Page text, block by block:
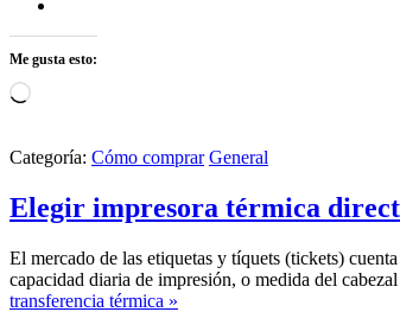
Me gusta esto:
Cargando...
Categoría: Cómo comprar General
Elegir impresora térmica
El mercado de las etiquetas y tíquets (tickets)
capacidad diaria de impresión, o medida del
transferencia térmica »